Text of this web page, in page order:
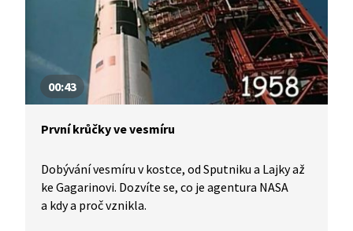
00:43
První krůčky ve vesmíru
Dobývání vesmíru v kostce, od Sputniku a Lajky až
ke Gagarinovi. Dozvíte se, co je agentura NASA
a kdy a proč vznikla.